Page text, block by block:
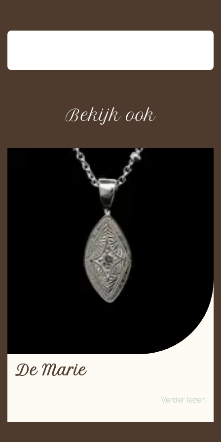
Bekijk ook
De Marie
Verder lezen